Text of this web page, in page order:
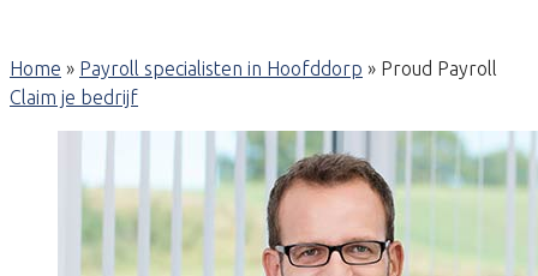
Home » Payroll specialisten in Hoofddorp » Proud Payroll
Claim je bedrijf